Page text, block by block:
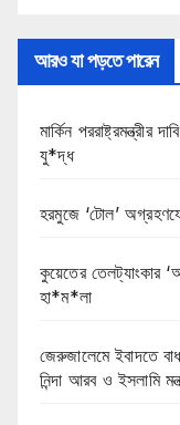
আরও যা পড়তে পারেন
মার্কিন
যু*দ্ধ
হরমুজে ‘টোল’
কুয়েতের তেলট্যাংকার
হা*ম*লা
জেরুজালেমে ইবাদতে
নিন্দা আরব ও ইসলামি